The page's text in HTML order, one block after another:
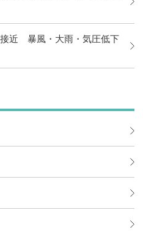
近 暴風・大雨・気圧低下